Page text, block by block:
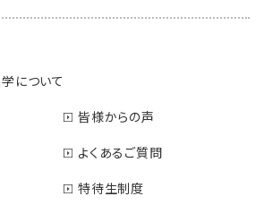
について
皆様からの声
よくあるご質問
特待生制度